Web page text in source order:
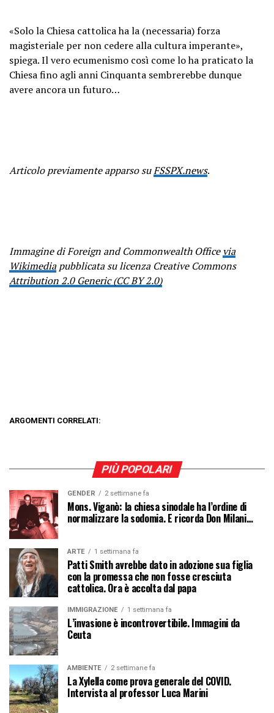
«Solo la Chiesa cattolica ha la (necessaria) forza
magisteriale per non cedere alla cultura imperante»,
spiega. Il vero ecumenismo così come lo ha praticato la
Chiesa fino agli anni Cinquanta sembrerebbe dunque
avere ancora un futuro…
Articolo previamente apparso suFSSPX.news.
Immagine di Foreign and Commonwealth Officevia
Wikimediapubblicata su licenza Creative Commons
Attribution 2.0 Generic (CC BY 2.0)
ARGOMENTI CORRELATI:
PIÙ POPOLARI
GENDER 2 settimane fa
Mons. Viganò: la chiesa sinodale ha l’ordine di
normalizzare la sodomia. E ricorda Don Milani…
ARTE 1 settimana fa
Patti Smith avrebbe dato in adozione sua figlia
con la promessa che non fosse cresciuta
cattolica. Ora è accolta dal papa
IMMIGRAZIONE 1 settimana fa
L’invasione è incontrovertibile. Immagini da
Ceuta
AMBIENTE 2 settimane fa
La Xylella come prova generale del COVID.
Intervista al professor Luca Marini